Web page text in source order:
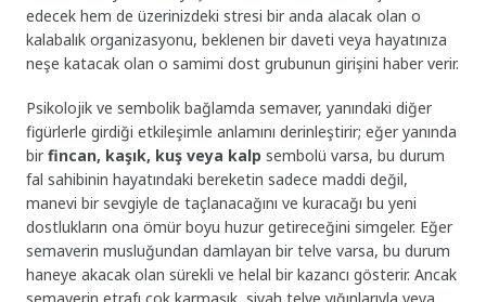
edecek hem de üzerinizdeki stresi bir anda alacak olan o
kalabalık organizasyonu, beklenen bir daveti veya hayatınıza
neşe katacak olan o samimi dost grubunun girişini haber verir.
Psikolojik ve sembolik bağlamda semaver, yanındaki diğer
figürlerle girdiği etkileşimle anlamını derinleştirir; eğer yanında
birfincan, kaşık, kuş veya kalp sembolü varsa, bu durum
fal sahibinin hayatındaki bereketin sadece maddi değil,
manevi bir sevgiyle de taçlanacağını ve kuracağı bu yeni
dostlukların ona ömür boyu huzur getireceğini simgeler. Eğer
semaverin musluğundan damlayan bir telve varsa, bu durum
haneye akacak olan sürekli ve helal bir kazancı gösterir. Ancak